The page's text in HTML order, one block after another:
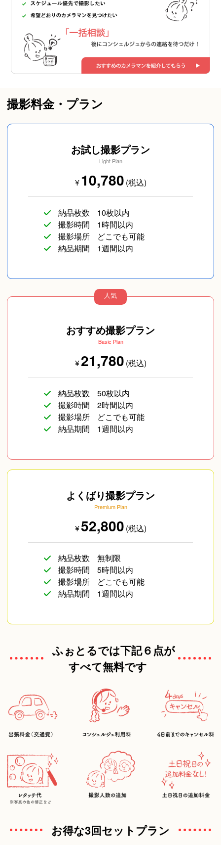
撮影料金・プラン
お試し撮影プラン
Light Plan
¥10,780 (税込)
納品枚数
10枚以内
撮影時間
1時間以内
撮影場所
どこでも可能
納品期間
1週間以内
人気
おすすめ撮影プラン
Basic Plan
¥21,780 (税込)
納品枚数
50枚以内
撮影時間
2時間以内
撮影場所
どこでも可能
納品期間
1週間以内
よくばり撮影プラン
Premium Plan
¥52,800 (税込)
納品枚数
無制限
撮影時間
5時間以内
撮影場所
どこでも可能
納品期間
1週間以内
ふぉとるでは下記６点が
すべて無料です
お得な3回セットプラン